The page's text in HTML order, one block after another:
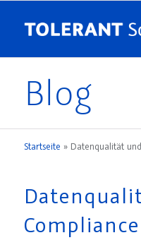
Blog
Startseite » Datenqualität
Compliance